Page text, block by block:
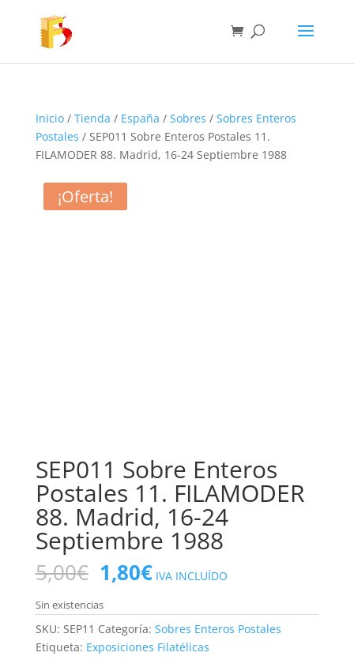
Inicio/ Tienda / España / Sobres / Sobres Enteros
Postales / SEP011 Sobre Enteros Postales 11.
FILAMODER 88. Madrid, 16-24 Septiembre 1988
¡Oferta!
SEP011 Sobre Enteros
Postales 11. FILAMODER
88. Madrid, 16-24
Septiembre 1988
5,00€ El
precio
original
era:
5,00€.
1,80€El
precio
actual
es:
1,80€.
IVA INCLUÍDO
Sin existencias
SKU: SEP11 Categoría: Sobres Enteros Postales
Etiqueta: Exposiciones Filatélicas